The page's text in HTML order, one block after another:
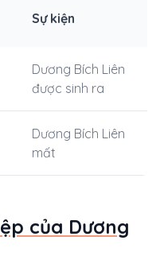
Sự kiện
Dương Bích Liên
được sinh ra
Dương Bích Liên
mất
của Dương